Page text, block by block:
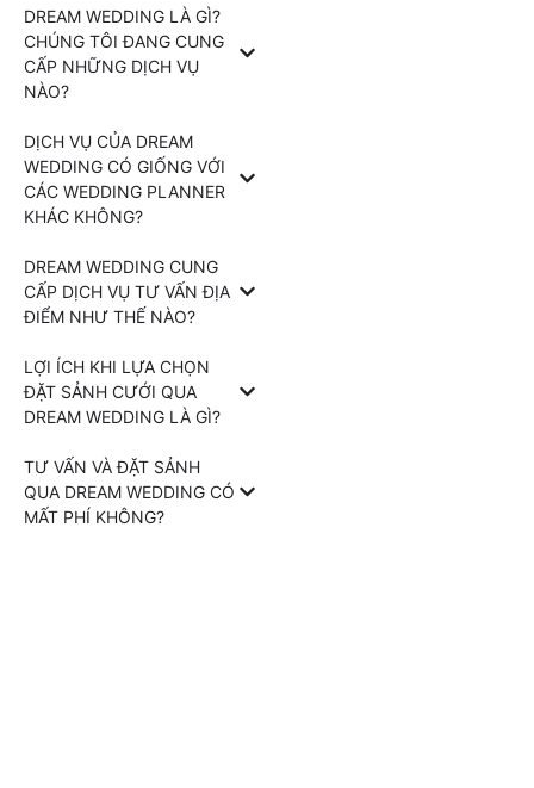
DREAM WEDDING LÀ GÌ?
CHÚNG TÔI ĐANG CUNG
CẤP NHỮNG DỊCH VỤ
NÀO?
DỊCH VỤ CỦA DREAM
WEDDING CÓ GIỐNG VỚI
CÁC WEDDING PLANNER
KHÁC KHÔNG?
DREAM WEDDING CUNG
CẤP DỊCH VỤ TƯ VẤN ĐỊA
ĐIỂM NHƯ THẾ NÀO?
LỢI ÍCH KHI LỰA CHỌN
ĐẶT SẢNH CƯỚI QUA
DREAM WEDDING LÀ GÌ?
TƯ VẤN VÀ ĐẶT SẢNH
QUA DREAM WEDDING CÓ
MẤT PHÍ KHÔNG?